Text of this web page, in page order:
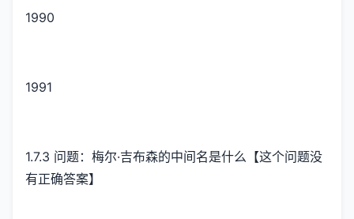
1990
1991
1.7.3 问题：梅尔·吉布森的中间名是什么【这个问题没
有正确答案】